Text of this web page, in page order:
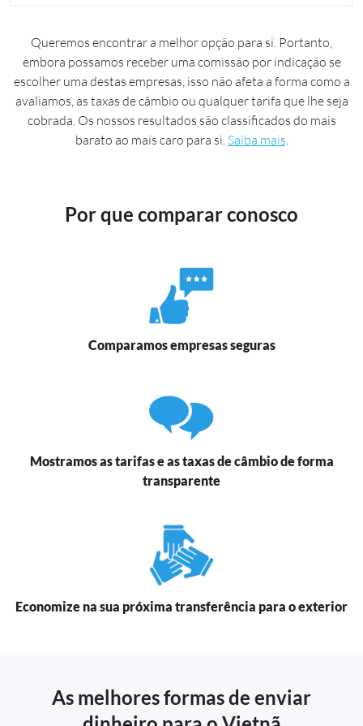
Queremos encontrar a melhor opção para si. Portanto,
embora possamos receber uma comissão por indicação se
escolher uma destas empresas, isso não afeta a forma como a
avaliamos, as taxas de câmbio ou qualquer tarifa que lhe seja
cobrada. Os nossos resultados são classificados do mais
barato ao mais caro para si. Saiba mais.
Por que comparar conosco
Comparamos empresas seguras
Mostramos as tarifas e as taxas de câmbio de forma
transparente
Economize na sua próxima transferência para o exterior
As melhores formas de enviar